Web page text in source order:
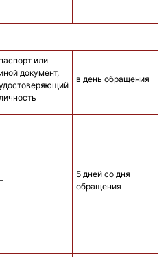
паспорт или
иной документ,
в день обращения
5 дней со дня
обращения